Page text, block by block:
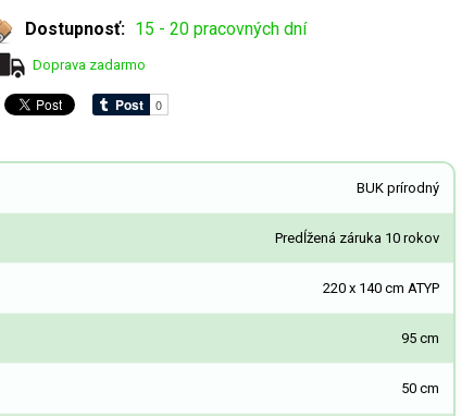
Dostupnosť: 15 - 20 pracovných dní
Doprava zadarmo
BUK prírodný
Predĺžená záruka 10 rokov
220 x 140 cm ATYP
95 cm
50 cm